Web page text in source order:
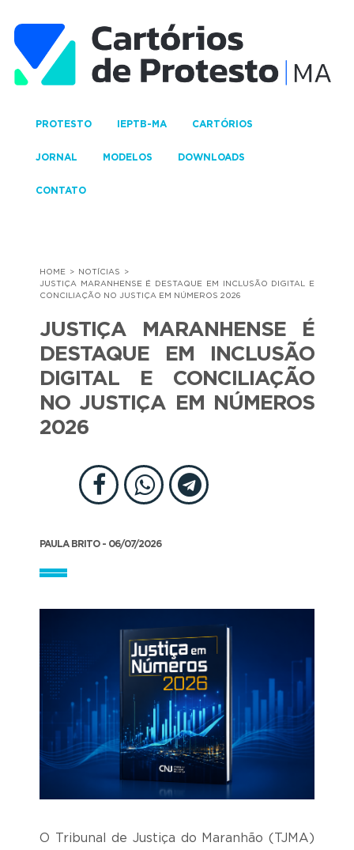
PROTESTO IEPTB-MA CARTÓRIOS
JORNAL MODELOS DOWNLOADS
CONTATO
HOME
NOTÍCIAS
JUSTIÇA MARANHENSE É DESTAQUE EM INCLUSÃO DIGITAL E
CONCILIAÇÃO NO JUSTIÇA EM NÚMEROS 2026
JUSTIÇA MARANHENSE É
DESTAQUE EM INCLUSÃO
DIGITAL E CONCILIAÇÃO
NO JUSTIÇA EM NÚMEROS
2026
PAULA BRITO - 06/07/2026
O Tribunal de Justiça do Maranhão (TJMA)